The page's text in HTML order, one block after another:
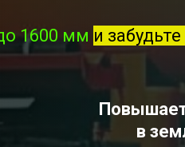
1600 мм и
в